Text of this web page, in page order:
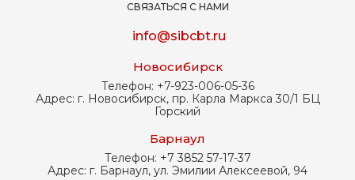
СВЯЗАТЬСЯ С НАМИ
info@sibcbt.ru
Новосибирск
Телефон: +7-923-006-05-36
Адрес: г. Новосибирск, пр. Карла Маркса 30/1 БЦ
Горский
Барнаул
Телефон: +7 3852 57-17-37
Адрес: г. Барнаул, ул. Эмилии Алексеевой, 94